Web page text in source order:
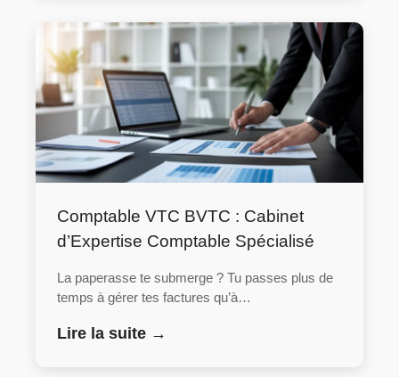
Comptable VTC BVTC : Cabinet
d’Expertise Comptable Spécialisé
La paperasse te submerge ? Tu passes plus de
temps à gérer tes factures qu’à…
Lire la suite →